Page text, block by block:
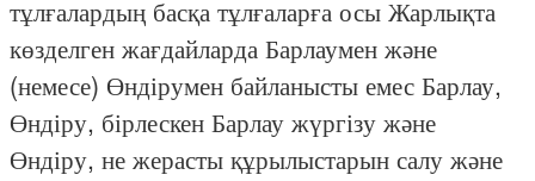
тұлғалардың басқа тұлғаларға осы Жарлықта
көзделген жағдайларда Барлаумен және
(немесе) Өндірумен байланысты емес Барлау,
Өндіру, бірлескен Барлау жүргізу және
Өндіру, не жерасты құрылыстарын салу және